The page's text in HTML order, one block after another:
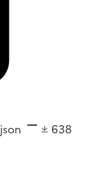
json
638